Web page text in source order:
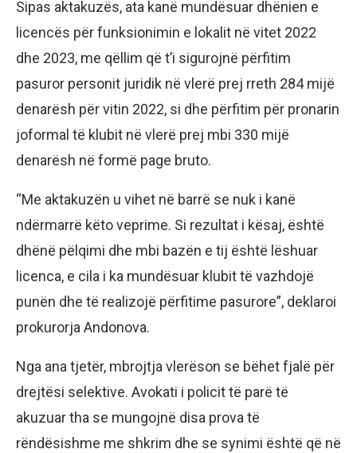
Sipas aktakuzës, ata kanë mundësuar dhënien e
licencës për funksionimin e lokalit në vitet 2022
dhe 2023, me qëllim që t’i sigurojnë përfitim
pasuror personit juridik në vlerë prej rreth 284 mijë
denarësh për vitin 2022, si dhe përfitim për pronarin
joformal të klubit në vlerë prej mbi 330 mijë
denarësh në formë page bruto.
“Me aktakuzën u vihet në barrë se nuk i kanë
ndërmarrë këto veprime. Si rezultat i kësaj, është
dhënë pëlqimi dhe mbi bazën e tij është lëshuar
licenca, e cila i ka mundësuar klubit të vazhdojë
punën dhe të realizojë përfitime pasurore”, deklaroi
prokurorja Andonova.
Nga ana tjetër, mbrojtja vlerëson se bëhet fjalë për
drejtësi selektive. Avokati i policit të parë të
akuzuar tha se mungojnë disa prova të
rëndësishme me shkrim dhe se synimi është që në